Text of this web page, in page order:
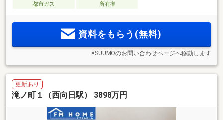
都市ガス 所有権
資料をもらう(無料)
※SUUMOのお問い合わせページへ移動します
更新あり
滝ノ町１（西向日駅） 3898万円